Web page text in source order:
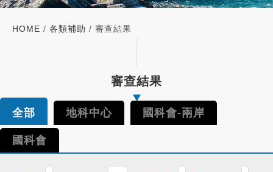
HOME / 各類補助 / 審查結果
審查結果
全部 地科中心 國科會-兩岸
國科會